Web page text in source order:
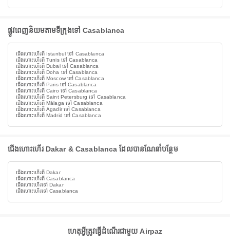
ផ្លូវពេញនិយមតាមទីក្រុងទៅ Casablanca
ជើងហោះហើរពី Istanbul ទៅ Casablanca
ជើងហោះហើរពី Tunis ទៅ Casablanca
ជើងហោះហើរពី Dubai ទៅ Casablanca
ជើងហោះហើរពី Doha ទៅ Casablanca
ជើងហោះហើរពី Moscow ទៅ Casablanca
ជើងហោះហើរពី Paris ទៅ Casablanca
ជើងហោះហើរពី Cairo ទៅ Casablanca
ជើងហោះហើរពី Saint Petersburg ទៅ Casablanca
ជើងហោះហើរពី Málaga ទៅ Casablanca
ជើងហោះហើរពី Agadir ទៅ Casablanca
ជើងហោះហើរពី Madrid ទៅ Casablanca
ជើងហោះហើរ Dakar & Casablanca ដែលបានណែនាំបន្ថែម
ជើងហោះហើរពី Dakar
ជើងហោះហើរពី Casablanca
ជើងហោះហើរទៅ Dakar
ជើងហោះហើរទៅ Casablanca
ហេតុអ្វីត្រូវធ្វើដំណើរជាមួយ Airpaz